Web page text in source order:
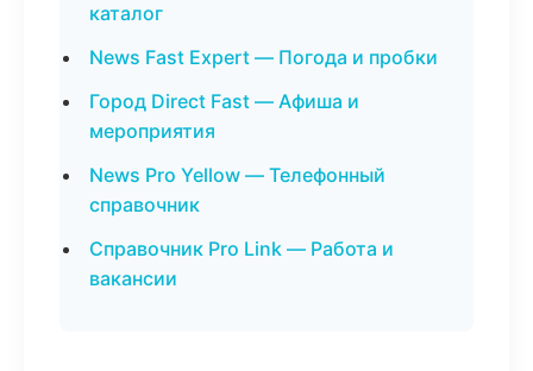
каталог
News Fast Expert — Погода и пробки
Город Direct Fast — Афиша и
мероприятия
News Pro Yellow — Телефонный
справочник
Справочник Pro Link — Работа и
вакансии